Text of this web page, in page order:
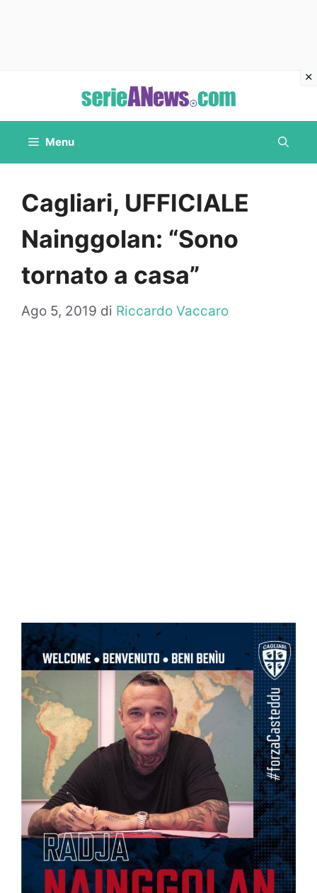
contenuto
Menu
Cagliari, UFFICIALE
Nainggolan: “Sono
tornato a casa”
Ago 5, 2019 di Riccardo Vaccaro